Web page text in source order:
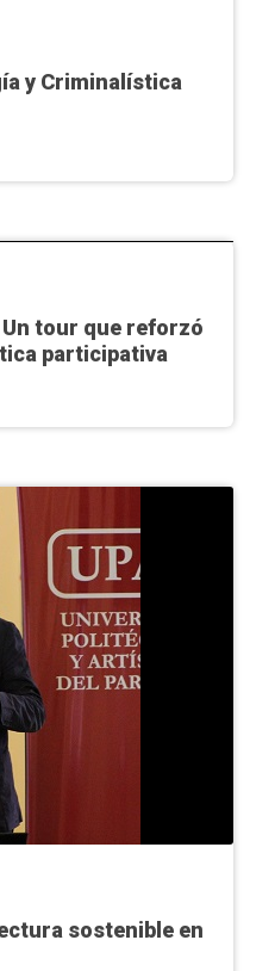
y Criminalística
tour que reforzó
participativa
sostenible en